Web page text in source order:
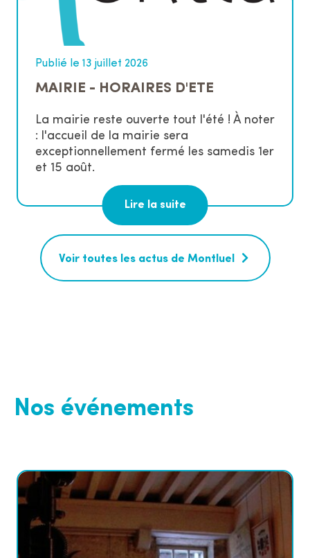
Publié le 13 juillet 2026
MAIRIE - HORAIRES D'ETE
La mairie reste ouverte tout l'été ! À noter
: l'accueil de la mairie sera
exceptionnellement fermé les samedis 1er
et 15 août.
Lire la suite
Voir toutes les actus de Montluel
Nos événements